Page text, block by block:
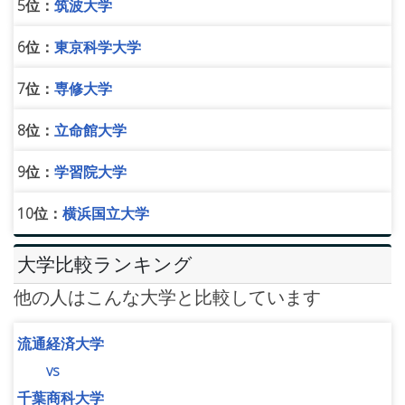
5位： 筑波大学
6位： 東京科学大学
7位： 専修大学
8位： 立命館大学
9位： 学習院大学
10位： 横浜国立大学
大学比較ランキング
他の人はこんな大学と比較しています
流通経済大学
vs
千葉商科大学